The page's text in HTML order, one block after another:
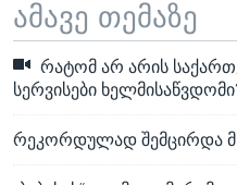
ამავე თემაზე
რატომ არ არის
სერვისები
რეკორდულად შემცირდა